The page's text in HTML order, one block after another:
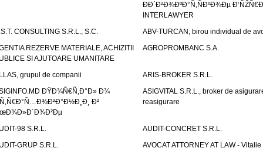
ÐÐ´Ð²Ð¾ÐºÐ°Ñ‚ÑÐºÐ¾Ðµ
INTERLAWYER
CONSULTING S.R.L., S.C.
ABV-TURCAN, birou individual de
REZERVE MATERIALE, ACHIZITII
SI AJUTOARE UMANITARE
AGROPROMBANC S.A.
grupul de companii
ARIS-BROKER S.R.L.
ÐŸÐ¾Ñ€Ñ‚Ð°Ð» Ð¾
Ð²
ASIGVITAL S.R.L., broker de
reasigurare
98 S.R.L.
AUDIT-CONCRET S.R.L.
GRUP S.R.L.
AVOCAT ATTORNEY AT LAW - Vitalie